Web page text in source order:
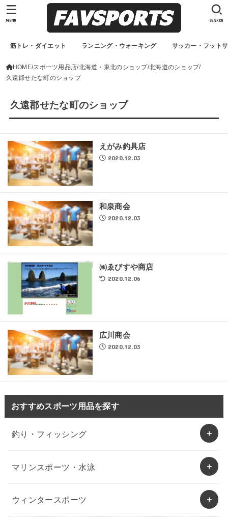
筋トレ・ダイエット ランニング・ウォーキング サッカー・フット
SEARCH
MENU
HOME スポーツ用品店 北海道・東北のショップ 北海道のショップ
久遠郡せたな町のショップ
久遠郡せたな町のショップ
えがみ釣具店
2020.12.03
和泉商会
2020.12.03
㈱ゑびすや商店
2020.12.06
広川商会
2020.12.03
おすすめスポーツ用品を探す
釣り・フィッシング
マリンスポーツ・水泳
ウィンタースポーツ